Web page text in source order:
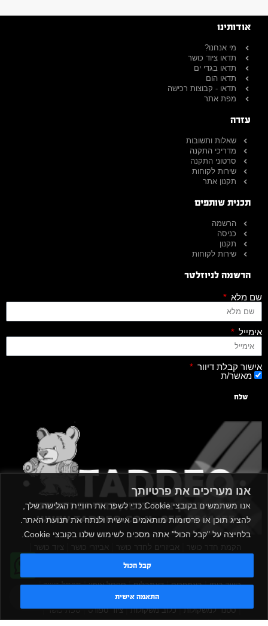
אנו מעריכים את פרטיותך
אנו משתמשים בקובצי Cookie כדי לשפר את חוויית הגלישה שלך,
להציג תוכן או פרסומות מותאמים אישית ולנתח את תנועת האתר.
בלחיצה על "קבל הכול" אתה מסכים לשימוש שלנו בקובצי Cookie.
התאמה אישית
קבל הכול
אודותינו
מי אנחנו?
תדאו ציוד כושר
תדאו בגדי ים
תדאו הום
תדאו - קבוצות רכישה
מפת אתר
עזרה
שאלות ותשובות
מדריכי התקנה
סרטוני התקנה
שירות לקוחות
תקנון אתר
תכנית שותפים
הרשמה
כניסה
תקנון
שירות לקוחות
הרשמה לניוזלטר
שם מלא
אימייל
אישור קבלת דיוור
מאשר/ת
שלח
הקמת חדר כושר אביזרים לחדר כושר אביזרי כושר ציוד כושר
משקולות מתכווננות
כושר ביתי|באמפרים|דאמבלים|ספסל אימון|ספסל כושר|
ספת משקולות|כלוב אימון
|סטנד למשקולות|כלוב משקולות|ציוד ספורט|ספת כושר|
משקולות|ציוד חדרי כושר